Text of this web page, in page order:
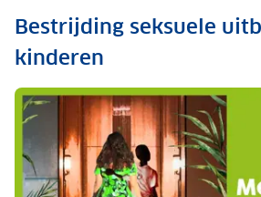
Bestrijding seksuele
kinderen